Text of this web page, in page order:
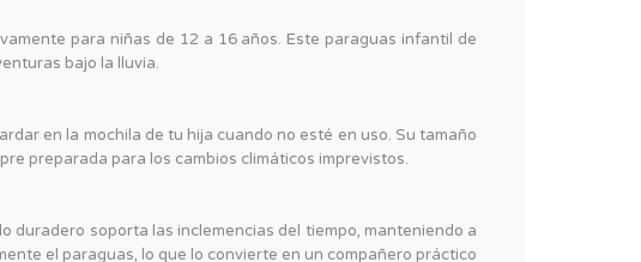
para niñas de 12 a 16 años. Este paraguas infantil de
bajo la lluvia.
en la mochila de tu hija cuando no esté en uso. Su tamaño
preparada para los cambios climáticos imprevistos.
duradero soporta las inclemencias del tiempo, manteniendo a
el paraguas, lo que lo convierte en un compañero práctico